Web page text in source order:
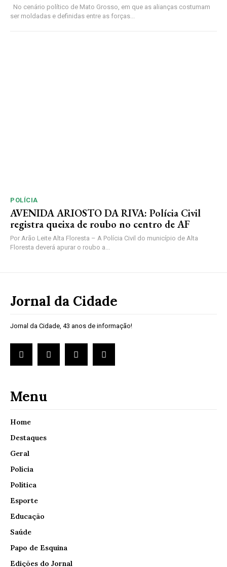
No cenário político de Mato Grosso, em que as alianças costumam
ser moldadas e definidas entre as forças...
POLÍCIA
AVENIDA ARIOSTO DA RIVA: Polícia Civil
registra queixa de roubo no centro de AF
Por Arão Leite Alta Floresta – A Polícia Civil do município de Alta
Floresta deverá apurar o roubo a...
Jornal da Cidade
Jornal da Cidade, 43 anos de informação!
Menu
Home
Destaques
Geral
Polícia
Política
Esporte
Educação
Saúde
Papo de Esquina
Edições do Jornal